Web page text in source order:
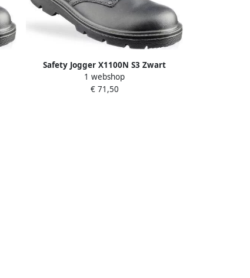
Safety Jogger X1100N S3 Zwart
11.118.022.39
1 webshop
€ 71,50